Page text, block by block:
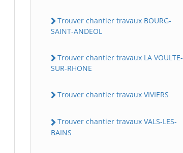
Trouver chantier travaux BOURG-
SAINT-ANDEOL
Trouver chantier travaux LA VOULTE-
SUR-RHONE
Trouver chantier travaux VIVIERS
Trouver chantier travaux VALS-LES-
BAINS